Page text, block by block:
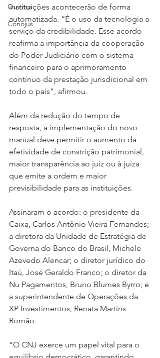
Quintos
Conojus
instituições acontecerão de forma
automatizada. “É o uso da tecnologia a
serviço da credibilidade. Esse acordo
reafirma a importância da cooperação
do Poder Judiciário com o sistema
financeiro para o aprimoramento
contínuo da prestação jurisdicional em
todo o país”, afirmou.
Além da redução do tempo de
resposta, a implementação do novo
manual deve permitir o aumento da
efetividade de constrição patrimonial,
maior transparência ao juiz ou à juíza
que emite a ordem e maior
previsibilidade para as instituições.
Assinaram o acordo: o presidente da
Caixa, Carlos Antônio Vieira Fernandes;
a diretora da Unidade de Estratégia de
Governa do Banco do Brasil, Michele
Azevedo Alencar; o diretor jurídico do
Itaú, José Geraldo Franco; o diretor da
Nu Pagamentos, Bruno Blumes Byrro; e
a superintendente de Operações da
XP Investimentos, Renata Martins
Romão.
“O CNJ exerce um papel vital para o